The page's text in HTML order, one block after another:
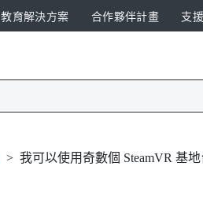
教育解決方案 合作夥伴計畫 支
> 我可以使用奇數個 SteamVR 基地